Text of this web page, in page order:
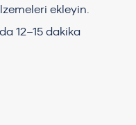
ekleyin.
12–15 dakika